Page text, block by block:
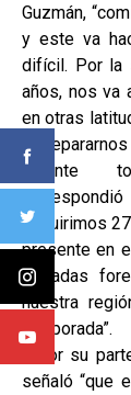
Guzmán,
y este va
difícil. Por la
años, nos va
en otras
a
durante
adquirimos
presente en
brigadas
nuestra
temporada”.
Por su
señaló “que